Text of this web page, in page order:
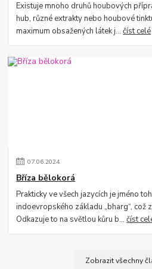
Existuje mnoho druhů houbových
hub, různé extrakty nebo houbové
maximum obsažených látek j...číst celé
07.06.2024
Bříza bělokorá
Prakticky ve všech jazycích je jméno
indoevropského základu „bharg“, což
Odkazuje to na světlou kůru b...číst
Zobrazit všechny